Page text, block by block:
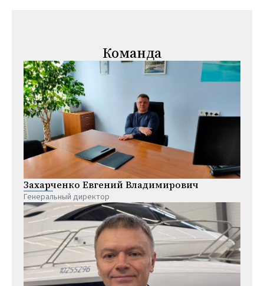
Команда
Захарченко Евгений Владимирович
Генеральный директор